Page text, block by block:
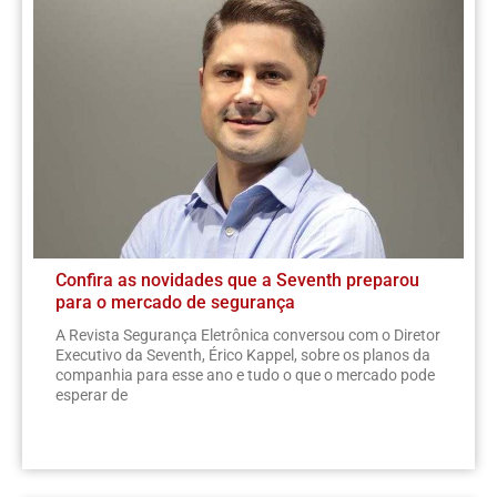
Confira as novidades que a Seventh preparou
para o mercado de segurança
A Revista Segurança Eletrônica conversou com o Diretor
Executivo da Seventh, Érico Kappel, sobre os planos da
companhia para esse ano e tudo o que o mercado pode
esperar de